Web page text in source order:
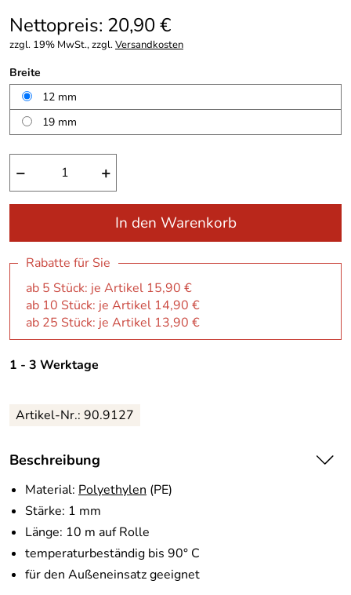
Nettopreis: 20,90 €
zzgl. 19% MwSt., zzgl.Versandkosten
Breite
12 mm
19 mm
− +
In den Warenkorb
Rabatte für Sie
ab 5 Stück: je Artikel 15,90 €
ab 10 Stück: je Artikel 14,90 €
ab 25 Stück: je Artikel 13,90 €
1 - 3 Werktage
Artikel-Nr.: 90.9127
Beschreibung
Material: Polyethylen (PE)
Stärke: 1 mm
Länge: 10 m auf Rolle
temperaturbeständig bis 90° C
für den Außeneinsatz geeignet